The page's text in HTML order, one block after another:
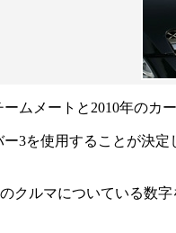
ムメートと2010年のカ
3を使用することが決
クルマについている数